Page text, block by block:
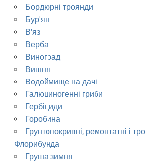
Бордюрні троянди
Бур'ян
В'яз
Верба
Виноград
Вишня
Водоймище на дачі
Галюциногенні гриби
Гербіциди
Горобина
Грунтопокривні, ремонтатні і
Флорибунда
Груша зимня